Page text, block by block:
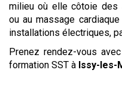
milieu où elle côtoie des
ou au massage
installations électriques,
Prenez rendez-vous
formation SST à Issy-les-